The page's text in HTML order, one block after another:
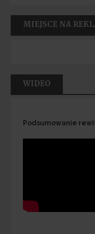
MIEJSCE NA
WIDEO
Podsumowanie